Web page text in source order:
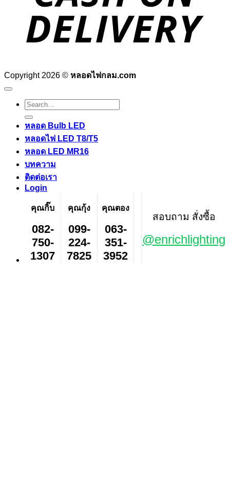
Copyright 2026 © หลอดไฟกลม.com
Search
for:
หลอด Bulb LED
หลอดไฟ LED T8/T5
หลอด LED MR16
บทความ
ติดต่อเรา
Login
คุณกิ๊บ
082-
750-
1307
คุณกุ้ง
099-
224-
7825
คุณตอง
063-
351-
3952
สอบถาม สั่งซื้อ
@enrichlighting